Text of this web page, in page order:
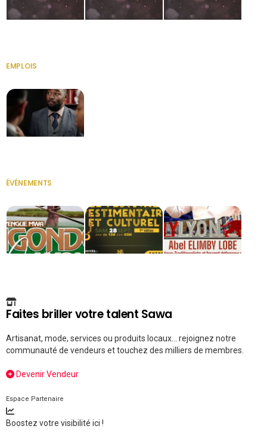
EMPLOIS
ÉVÉNEMENTS
Faites briller votre talent Sawa
Artisanat, mode, services ou produits locaux... rejoignez notre
communauté de vendeurs et touchez des milliers de membres.
Devenir Vendeur
Espace Partenaire
Boostez votre visibilité ici !